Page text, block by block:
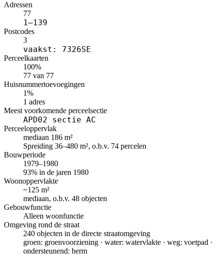
Adressen
77
1–139
Postcodes
3
vaakst: 7326SE
Perceelkaarten
100%
77 van 77
Huisnummertoevoegingen
1%
1 adres
Meest voorkomende perceelsectie
APD02 sectie AC
Perceeloppervlak
mediaan 186 m²
Spreiding 36–480 m², o.b.v. 74 percelen
Bouwperiode
1979–1980
93% in de jaren 1980
Woonoppervlakte
~125 m²
mediaan, o.b.v. 48 objecten
Gebouwfunctie
Alleen woonfunctie
Omgeving rond de straat
240 objecten in de directe straatomgeving
groen: groenvoorziening · water: watervlakte · weg: voetpad ·
ondersteunend: berm